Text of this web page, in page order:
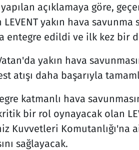
yapılan açıklamaya göre,
yakın hava
entegre edildi ve ilk kez
yakın hava
atışı daha başarıyla
katmanlı hava
bir rol oynayacak olan
Kuvvetleri Komutanlığı'na
sağlayacak.